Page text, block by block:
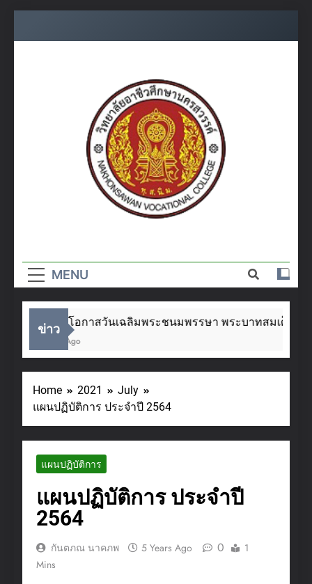
อาชีวศึกษา
นครสวรรค์
MENU
ข่าว
เนื่องในโอกาสวันเฉลิมพระชนมพรรษา พระบาทสมเด็จพร
2 Weeks Ago
Home 2021
July
แผนปฏิบัติการ ประจำปี 2564
แผนปฏิบัติการ
แผนปฏิบัติการ ประจำปี
2564
กันตภณ นาคภพ 5 Years Ago 0
1
Mins